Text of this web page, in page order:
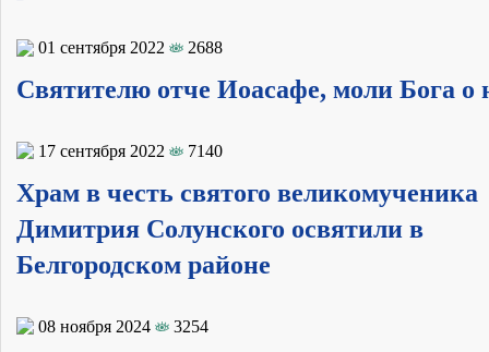
01 сентября 2022 2688
Святителю отче Иоасафе, моли Бога о
17 сентября 2022 7140
Храм в честь святого великомученика
Димитрия Солунского освятили в
Белгородском районе
08 ноября 2024 3254